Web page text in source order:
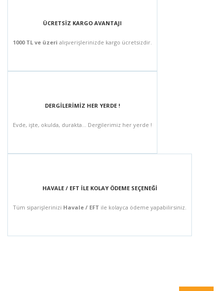
ÜCRETSİZ KARGO AVANTAJI
1000 TL ve üzeri alışverişlerinizde kargo ücretsizdir.
DERGİLERİMİZ HER YERDE !
Evde, işte, okulda, durakta... Dergilerimiz her yerde !
HAVALE / EFT İLE KOLAY ÖDEME SEÇENEĞİ
Tüm siparişlerinizi Havale / EFT ile kolayca ödeme yapabilirsiniz.